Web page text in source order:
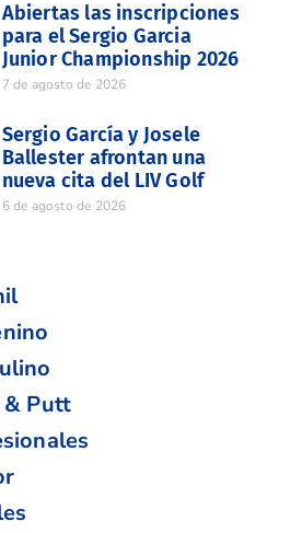
Abiertas las inscripciones
para el Sergio Garcia
Junior Championship 2026
7 de agosto de 2026
Sergio García y Josele
Ballester afrontan una
nueva cita del LIV Golf
6 de agosto de 2026
& Putt